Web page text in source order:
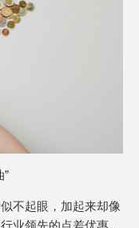
”
不起眼，加起来却像